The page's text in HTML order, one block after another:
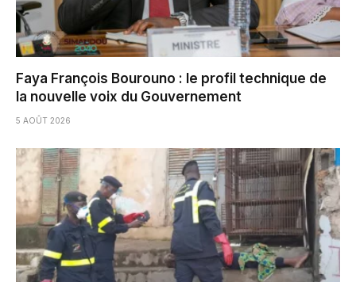
Faya François Bourouno : le profil technique de
la nouvelle voix du Gouvernement
5 AOÛT 2026